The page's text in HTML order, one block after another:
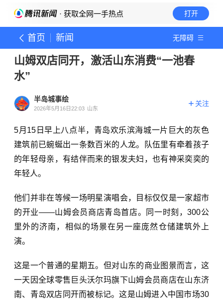
· 获取全网一手热点 打开
首页 新闻 无障碍
山姆双店同开，激活山东消费“一池春
水”
半岛城事绘
2026年5月16日22:03 山东
关注
5月15日早上八点半，青岛欢乐滨海城一片巨大的灰色
建筑前已蜿蜒出一条数百米的人龙。队伍里有牵着孩子
的年轻母亲，有结伴而来的银发夫妇，也有神采奕奕的
年轻人。
他们并非在等候一场明星演唱会，目标仅仅是一家超市
的开业——山姆会员商店青岛首店。同一时刻，300公
里外的济南，相似的场景在另一座庞然仓储建筑外上
演。
这是一个普通的星期五。但对山东的商业图景而言，这
一天因全球零售巨头沃尔玛旗下山姆会员商店在山东济
南、青岛双店同开而被标记。这是山姆进入中国市场30